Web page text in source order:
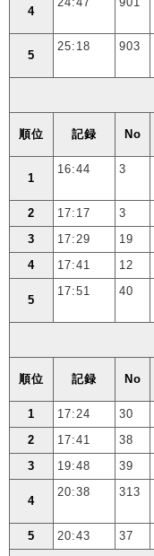
4
5
25:18 903
順位 記録 No
1
16:44 3
2
17:17 3
3
17:29 19
4
17:41 12
5
17:51 40
順位 記録 No
1 17:24 30
2
17:41 38
3
19:48 39
4
20:38 313
5 20:43 37